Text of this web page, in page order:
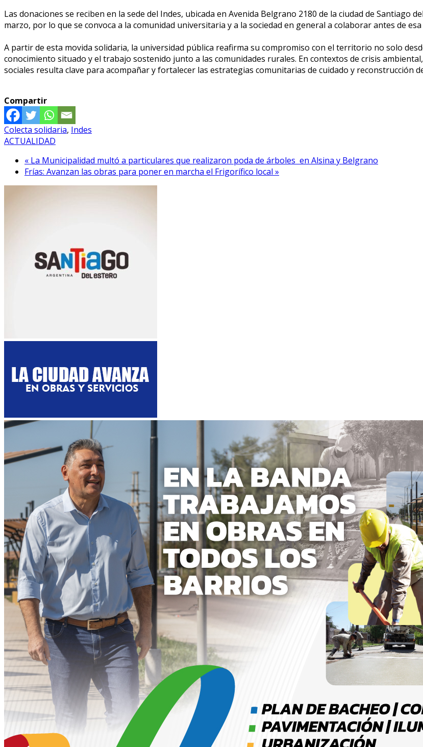
Las donaciones se reciben en la sede del Indes, ubicada en Avenida Belgrano 2180 de la ciudad de
marzo, por lo que se convoca a la comunidad universitaria y a la sociedad en general a colaborar antes de esa
A partir de esta movida solidaria, la universidad pública reafirma su compromiso con el territorio no solo
conocimiento situado y el trabajo sostenido junto a las comunidades rurales. En contextos de crisis
sociales resulta clave para acompañar y fortalecer las estrategias comunitarias de cuidado y reconstrucción
Compartir
Colecta solidaria, Indes
ACTUALIDAD
« La Municipalidad multó a particulares que realizaron poda de árboles en Alsina y Belgrano
Frías: Avanzan las obras para poner en marcha el Frigorífico local »